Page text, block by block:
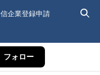
企業登録申請
フォロー